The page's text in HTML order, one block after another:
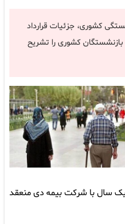
کشوری، جزئیات قرارداد
جدید بیمه تکمیلی درمان سال ۱۴۰۵ بازنشستگان کشوری را تشریح
۱۴۰۵ به مدت یک سال با شرکت بیمه دی منعقد